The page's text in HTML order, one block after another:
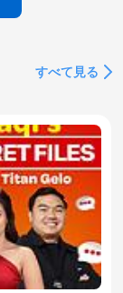
すべて見る